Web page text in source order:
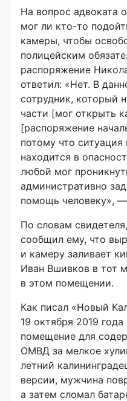
На вопрос адвоката
мог ли кто-то
камеры, чтобы
полицейским
распоряжение
ответил: «Нет. В
сотрудник, который
части [мог открыть
[распоряжение
потому что ситуация
находится в
любой мог
административно
помощь человеку»,
По словам
сообщил ему, что
и камеру заливает
Иван Вшивков в тот
в этом помещении.
Как писал «Новый
19 октября 2019
помещение для
ОМВД за мелкое
летний
версии, мужчина
а затем сломал